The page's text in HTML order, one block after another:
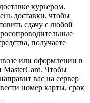
курьером.
доставки, чтобы
сдачу с любой
получаете
или оформлении в
MasterCard. Чтобы
вас на сервер
номер карты, срок